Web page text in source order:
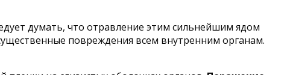
думать, что отравление этим сильнейшим ядом
повреждения всем внутренним органам.